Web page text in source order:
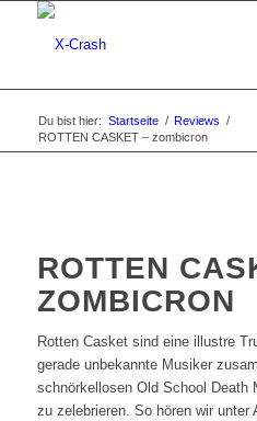
Du bist hier: Startseite / Reviews /
ROTTEN CASKET – zombicron
ROTTEN
ZOMBICRON
Rotten Casket sind eine illustre
gerade unbekannte Musiker
schnörkellosen Old School Death
zu zelebrieren. So hören wir unter